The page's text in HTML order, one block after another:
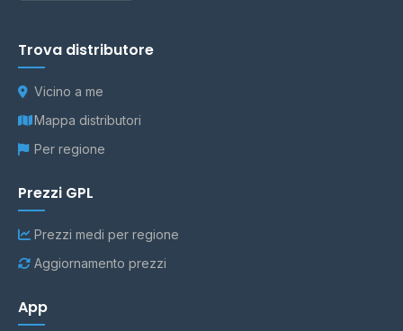
Trova distributore
Vicino a me
Mappa distributori
Per regione
Prezzi GPL
Prezzi medi per regione
Aggiornamento prezzi
App